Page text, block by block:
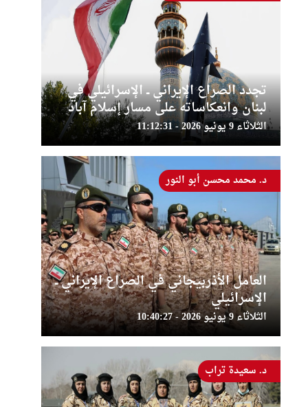
تجدد الصراع الإيراني ــ الإسرائيلي في
لبنان وانعكاساته على مسار إسلام آباد
الثلاثاء 9 يونيو 2026 - 11:12:31
العامل الأذربيجاني في الصراع الإيراني ــ
الإسرائيلي
الثلاثاء 9 يونيو 2026 - 10:40:27
د. محمد محسن أبو النور
د. سعيدة تراب